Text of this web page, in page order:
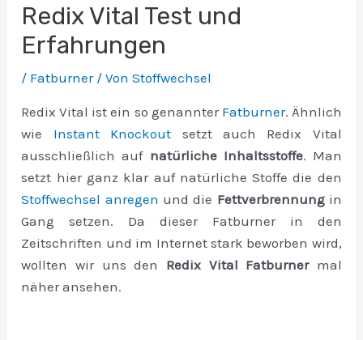
Redix Vital Test und
Erfahrungen
/ Fatburner/ VonStoffwechsel
Redix Vital ist ein so genannter Fatburner. Ähnlich
wie Instant Knockout setzt auch Redix Vital
ausschließlich auf natürliche Inhaltsstoffe. Man
setzt hier ganz klar auf natürliche Stoffe die den
Stoffwechsel anregen und die Fettverbrennungin
Gang setzen. Da dieser Fatburner in den
Zeitschriften und im Internet stark beworben wird,
wollten wir uns den Redix Vital Fatburnermal
näher ansehen.